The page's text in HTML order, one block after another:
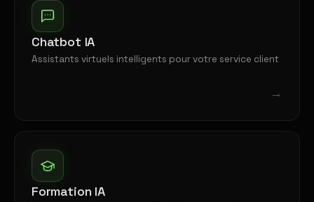
Chatbot IA
Assistants virtuels intelligents pour votre service client
→
Formation IA